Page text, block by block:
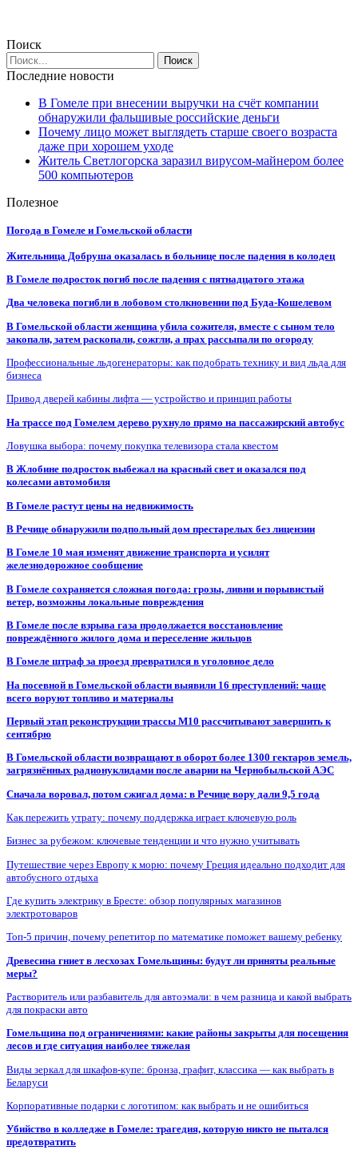
Поиск
Последние новости
В Гомеле при внесении выручки на счёт компании
обнаружили фальшивые российские деньги
Почему лицо может выглядеть старше своего возраста
даже при хорошем уходе
Житель Светлогорска заразил вирусом-майнером более
500 компьютеров
Полезное
Погода в Гомеле и Гомельской области
Жительница Добруша оказалась в больнице после падения в колодец
В Гомеле подросток погиб после падения с пятнадцатого этажа
Два человека погибли в лобовом столкновении под Буда-Кошелевом
В Гомельской области женщина убила сожителя, вместе с сыном тело
закопали, затем раскопали, сожгли, а прах рассыпали по огороду
Профессиональные льдогенераторы: как подобрать технику и вид льда для
бизнеса
Привод дверей кабины лифта — устройство и принцип работы
На трассе под Гомелем дерево рухнуло прямо на пассажирский автобус
Ловушка выбора: почему покупка телевизора стала квестом
В Жлобине подросток выбежал на красный свет и оказался под
колесами автомобиля
В Гомеле растут цены на недвижимость
В Речице обнаружили подпольный дом престарелых без лицензии
В Гомеле 10 мая изменят движение транспорта и усилят
железнодорожное сообщение
В Гомеле сохраняется сложная погода: грозы, ливни и порывистый
ветер, возможны локальные повреждения
В Гомеле после взрыва газа продолжается восстановление
повреждённого жилого дома и переселение жильцов
В Гомеле штраф за проезд превратился в уголовное дело
На посевной в Гомельской области выявили 16 преступлений: чаще
всего воруют топливо и материалы
Первый этап реконструкции трассы М10 рассчитывают завершить к
сентябрю
В Гомельской области возвращают в оборот более 1300 гектаров земель,
загрязнённых радионуклидами после аварии на Чернобыльской АЭС
Сначала воровал, потом сжигал дома: в Речице вору дали 9,5 года
Как пережить утрату: почему поддержка играет ключевую роль
Бизнес за рубежом: ключевые тенденции и что нужно учитывать
Путешествие через Европу к морю: почему Греция идеально подходит для
автобусного отдыха
Где купить электрику в Бресте: обзор популярных магазинов
электротоваров
Топ-5 причин, почему репетитор по математике поможет вашему ребенку
Древесина гниет в лесхозах Гомельщины: будут ли приняты реальные
меры?
Растворитель или разбавитель для автоэмали: в чем разница и какой выбрать
для покраски авто
Гомельщина под ограничениями: какие районы закрыты для посещения
лесов и где ситуация наиболее тяжелая
Виды зеркал для шкафов-купе: бронза, графит, классика — как выбрать в
Беларуси
Корпоративные подарки с логотипом: как выбрать и не ошибиться
Убийство в колледже в Гомеле: трагедия, которую никто не пытался
предотвратить